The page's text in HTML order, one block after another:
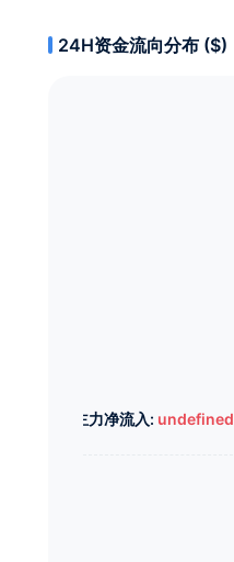
24H资金流向分布 ($)
主力净流入: undefined